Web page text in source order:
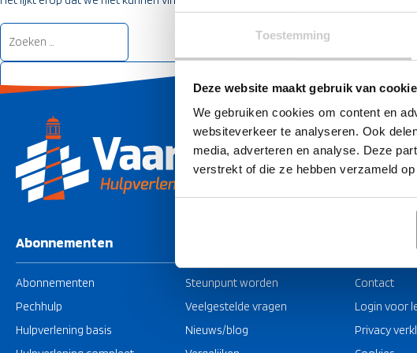
Toestemming
Deze website maakt gebruik van
We gebruiken cookies om content en
websiteverkeer te analyseren. Ook
media, adverteren en analyse. Deze
verstrekt of die ze hebben verzameld
Zoeken
naar:
5.0
Abonnementen
Abonnementen
Pechhulp
Hulpverlening basis
Steunpunt worden
Veelgestelde vragen
Nieuws/blog
Contact
Login voor
Privacy